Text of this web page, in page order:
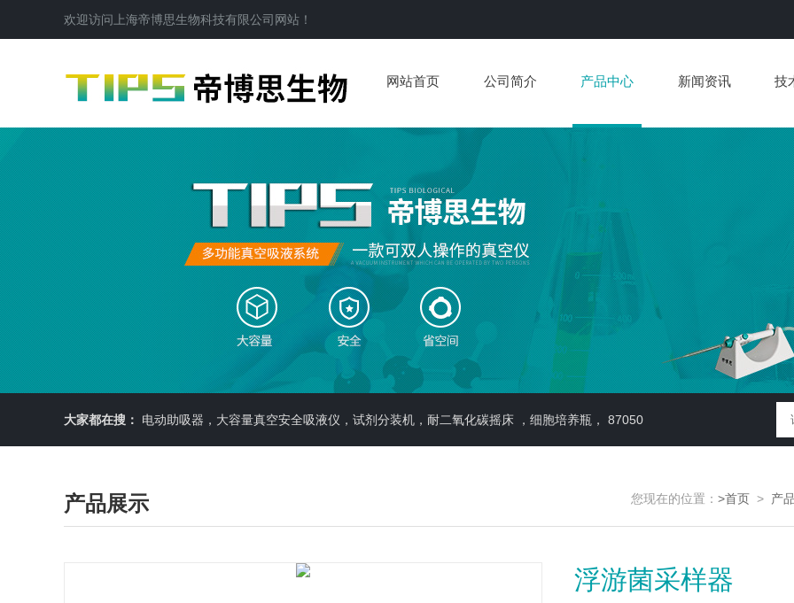
欢迎访问 上海帝博思生物科技有限公司 网站！
网站首页 公司简介 产品中心 新闻资讯 技
大家都在搜： 电动助吸器，大容量真空安全吸液仪，试剂分装机，耐二氧化碳摇床 ，细胞培养瓶， 87050
产品展示 您现在的位置： >首页 > 产
浮游菌采样器